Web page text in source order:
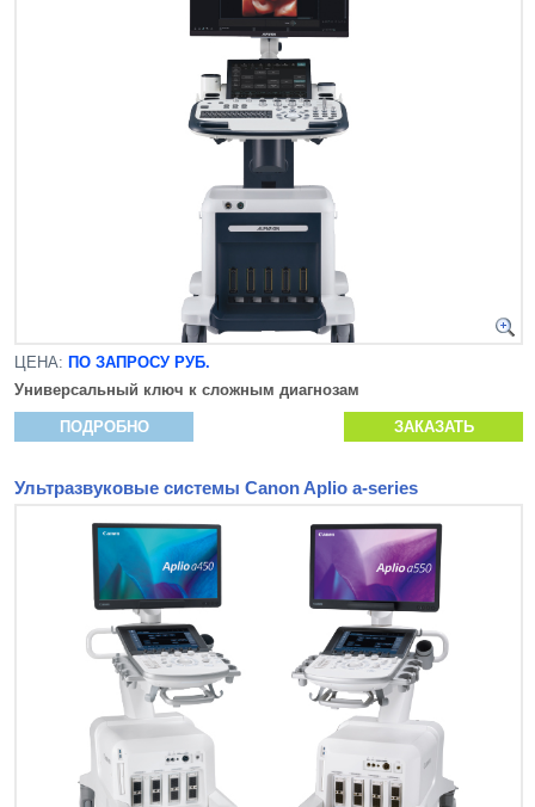
ЦЕНА: ПО ЗАПРОСУ РУБ.
Универсальный ключ к сложным диагнозам
ПОДРОБНО ЗАКАЗАТЬ
Ультразвуковые системы Canon Aplio a-series